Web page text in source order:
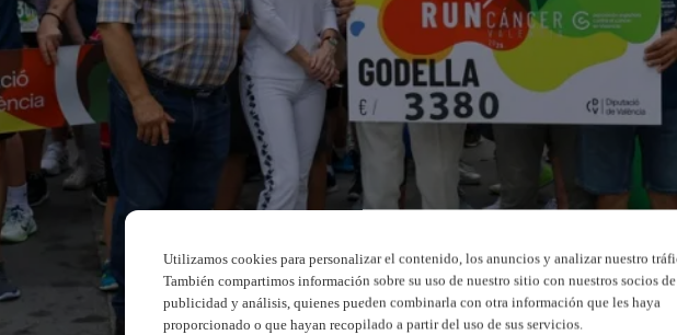
Utilizamos cookies para personalizar el contenido, los anuncios y analizar nuestro
También compartimos información sobre su uso de nuestro sitio con nuestros socios de
publicidad y análisis, quienes pueden combinarla con otra información que les haya
proporcionado o que hayan recopilado a partir del uso de sus servicios.